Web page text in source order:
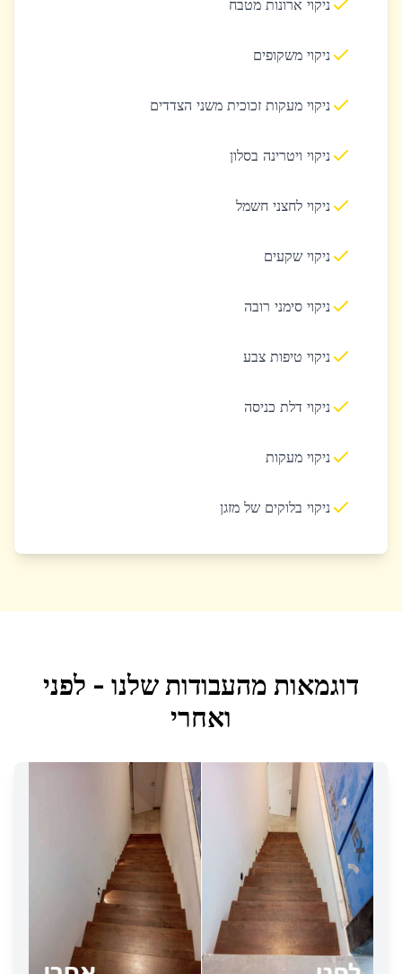
ניקוי ארונות מטבח
ניקוי משקופים
ניקוי מעקות זכוכית משני הצדדים
ניקוי ויטרינה בסלון
ניקוי לחצני חשמל
ניקוי שקעים
ניקוי סימני רובה
ניקוי טיפות צבע
ניקוי דלת כניסה
ניקוי מעקות
ניקוי בלוקים של מזגן
דוגמאות מהעבודות שלנו - לפני
ואחרי